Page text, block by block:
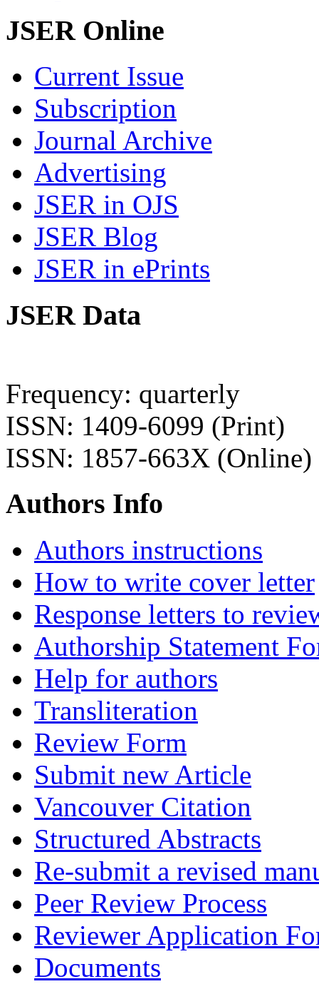
JSER Online
Current Issue
Subscription
Journal Archive
Advertising
JSER in OJS
JSER Blog
JSER in ePrints
JSER Data
Frequency: quarterly
ISSN: 1409-6099 (Print)
ISSN: 1857-663X (Online)
Authors Info
Authors instructions
How to write cover letter
Response letters to
Authorship Statement
Help for authors
Transliteration
Review Form
Submit new Article
Vancouver Citation
Structured Abstracts
Re-submit a revised
Peer Review Process
Reviewer Application
Documents